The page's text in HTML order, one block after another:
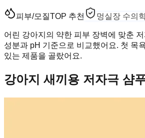
피부/모질TOP 추천 멍실장 수의
어린 강아지의 약한 피부 장벽에 맞춘
성분과 pH 기준으로 비교했어요. 첫 목
있는 제품을 골랐어요.
강아지 새끼용 저자극 샴